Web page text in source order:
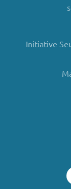
Initiative